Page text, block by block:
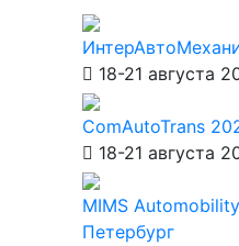
18-21 августа
ComAutoTrans
18-21 августа
MIMS
Петербург